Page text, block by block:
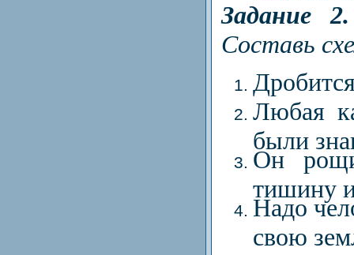
Задание 2.
Составь
Любая
были
Он
тишину
Надо
свою